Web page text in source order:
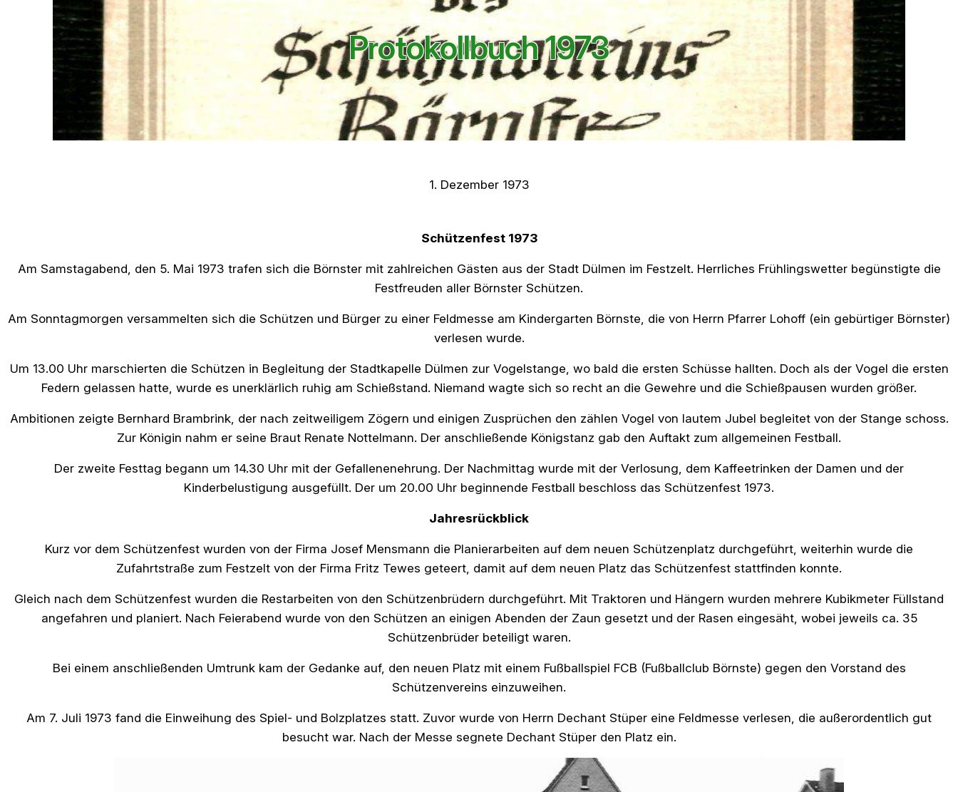
Protokollbuch 1973
1. Dezember 1973
Schützenfest 1973
Am Samstagabend, den 5. Mai 1973 trafen sich die Börnster mit zahlreichen Gästen aus der Stadt Dülmen im Festzelt. Herrliches Frühlingswetter begünstigte die
Festfreuden aller Börnster Schützen.
Am Sonntagmorgen versammelten sich die Schützen und Bürger zu einer Feldmesse am Kindergarten Börnste, die von Herrn Pfarrer Lohoff (ein gebürtiger Börnster)
verlesen wurde.
Um 13.00 Uhr marschierten die Schützen in Begleitung der Stadtkapelle Dülmen zur Vogelstange, wo bald die ersten Schüsse hallten. Doch als der Vogel die ersten
Federn gelassen hatte, wurde es unerklärlich ruhig am Schießstand. Niemand wagte sich so recht an die Gewehre und die Schießpausen wurden größer.
Ambitionen zeigte Bernhard Brambrink, der nach zeitweiligem Zögern und einigen Zusprüchen den zählen Vogel von lautem Jubel begleitet von der Stange schoss.
Zur Königin nahm er seine Braut Renate Nottelmann. Der anschließende Königstanz gab den Auftakt zum allgemeinen Festball.
Der zweite Festtag begann um 14.30 Uhr mit der Gefallenenehrung. Der Nachmittag wurde mit der Verlosung, dem Kaffeetrinken der Damen und der
Kinderbelustigung ausgefüllt. Der um 20.00 Uhr beginnende Festball beschloss das Schützenfest 1973.
Jahresrückblick
Kurz vor dem Schützenfest wurden von der Firma Josef Mensmann die Planierarbeiten auf dem neuen Schützenplatz durchgeführt, weiterhin wurde die
Zufahrtstraße zum Festzelt von der Firma Fritz Tewes geteert, damit auf dem neuen Platz das Schützenfest stattfinden konnte.
Gleich nach dem Schützenfest wurden die Restarbeiten von den Schützenbrüdern durchgeführt. Mit Traktoren und Hängern wurden mehrere Kubikmeter Füllstand
angefahren und planiert. Nach Feierabend wurde von den Schützen an einigen Abenden der Zaun gesetzt und der Rasen eingesäht, wobei jeweils ca. 35
Schützenbrüder beteiligt waren.
Bei einem anschließenden Umtrunk kam der Gedanke auf, den neuen Platz mit einem Fußballspiel FCB (Fußballclub Börnste) gegen den Vorstand des
Schützenvereins einzuweihen.
Am 7. Juli 1973 fand die Einweihung des Spiel- und Bolzplatzes statt. Zuvor wurde von Herrn Dechant Stüper eine Feldmesse verlesen, die außerordentlich gut
besucht war. Nach der Messe segnete Dechant Stüper den Platz ein.